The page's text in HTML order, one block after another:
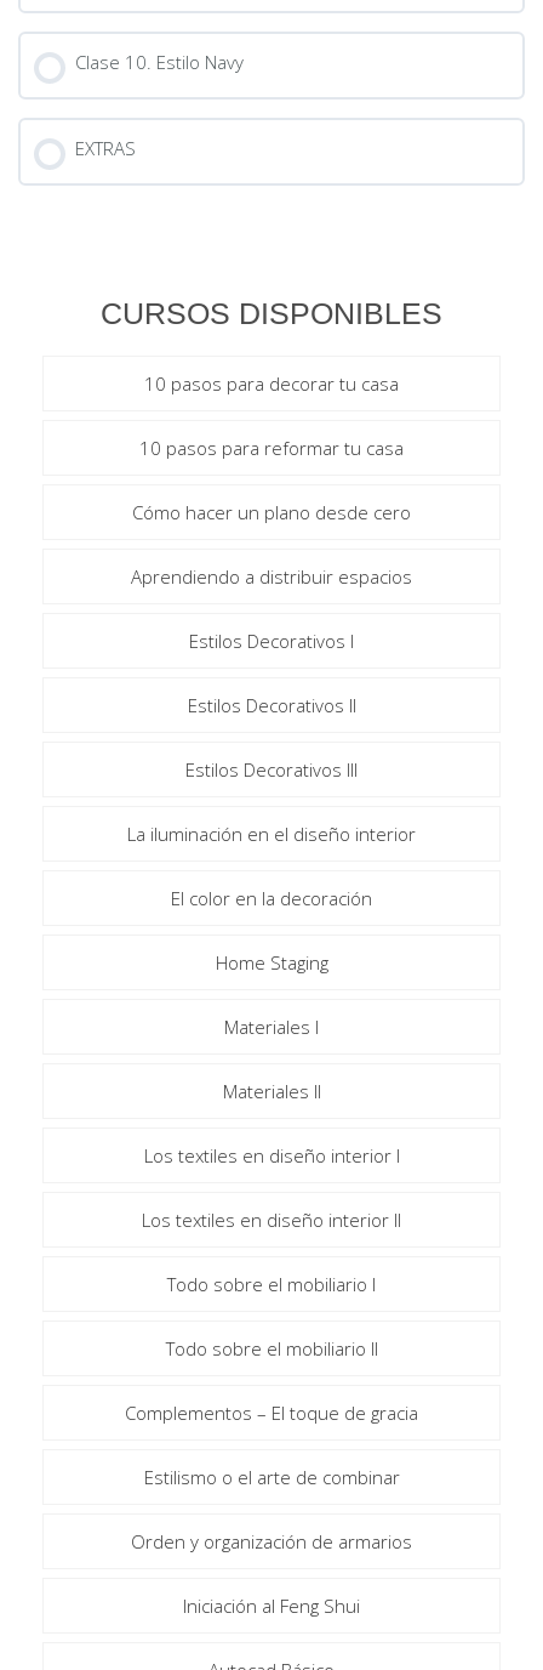
Clase 10. Estilo Navy
EXTRAS
CURSOS DISPONIBLES
10 pasos para decorar tu casa
10 pasos para reformar tu casa
Cómo hacer un plano desde cero
Aprendiendo a distribuir espacios
Estilos Decorativos I
Estilos Decorativos II
Estilos Decorativos III
La iluminación en el diseño interior
El color en la decoración
Home Staging
Materiales I
Materiales II
Los textiles en diseño interior I
Los textiles en diseño interior II
Todo sobre el mobiliario I
Todo sobre el mobiliario II
Complementos – El toque de gracia
Estilismo o el arte de combinar
Orden y organización de armarios
Iniciación al Feng Shui